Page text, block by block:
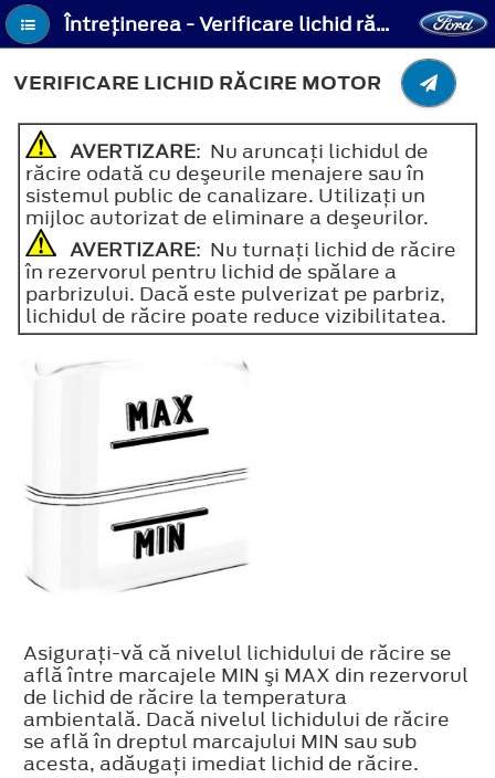
Întreţinerea - Verificare lichid răcire motor
VERIFICARE LICHID RĂCIRE MOTOR
AVERTIZARE: Nu aruncaţi lichidul de
răcire odată cu deşeurile menajere sau în
sistemul public de canalizare. Utilizaţi un
mijloc autorizat de eliminare a deşeurilor.
AVERTIZARE: Nu turnaţi lichid de răcire
în rezervorul pentru lichid de spălare a
parbrizului. Dacă este pulverizat pe parbriz,
lichidul de răcire poate reduce vizibilitatea.
Asiguraţi-vă că nivelul lichidului de răcire se
află între marcajele MIN şi MAX din rezervorul
de lichid de răcire la temperatura
ambientală. Dacă nivelul lichidului de răcire
se află în dreptul marcajului MIN sau sub
acesta, adăugaţi imediat lichid de răcire.